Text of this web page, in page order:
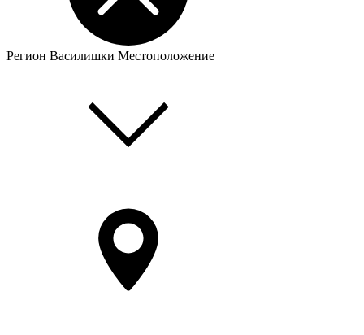
Регион Василишки Местоположение